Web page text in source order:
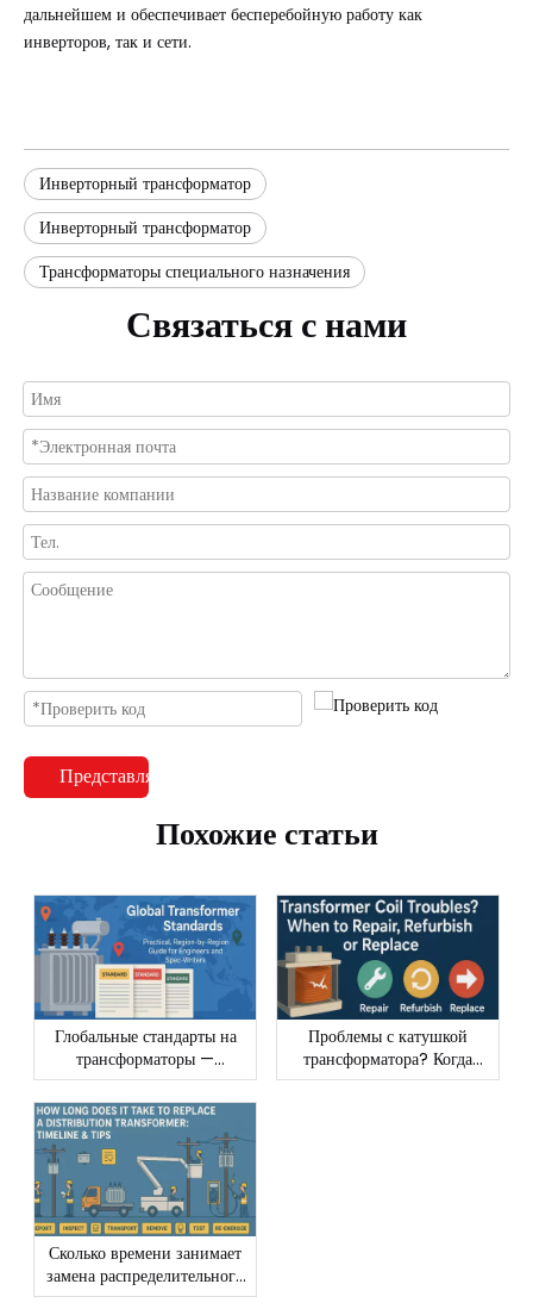
дальнейшем и обеспечивает бесперебойную работу как
инверторов, так и сети.
Инверторный трансформатор
Инверторный трансформатор
Трансформаторы специального назначения
Связаться с нами
Представлять на рассмотрение
Похожие статьи
Глобальные стандарты на
трансформаторы —
практическое руководство
для инженеров и
составителей спецификаций
по регионам
Проблемы с катушкой
трансформатора? Когда
ремонтировать,
Сколько времени занимает
замена распределительного
трансформатора